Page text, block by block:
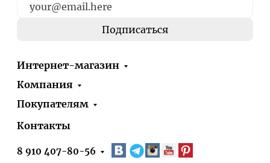
Интернет-магазин
Компания
Покупателям
Контакты
8 910 407-80-56